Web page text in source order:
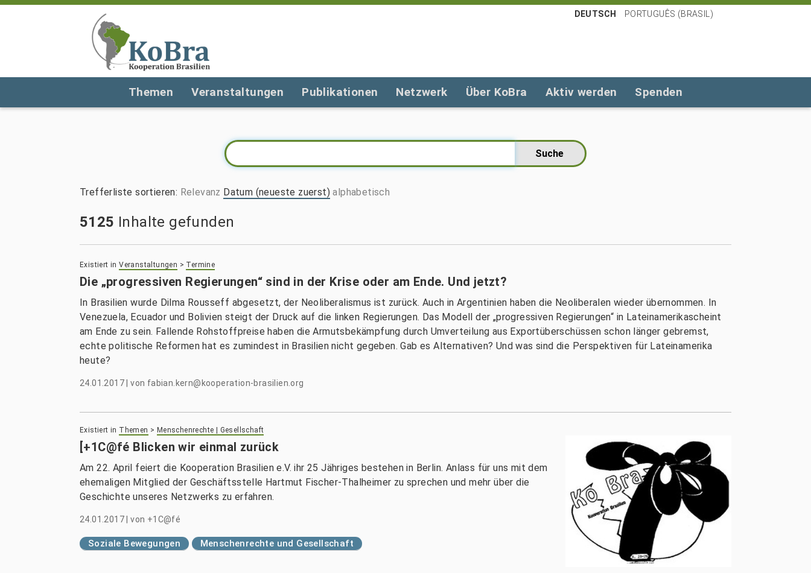
DEUTSCH PORTUGUÊS (BRASIL)
Themen Veranstaltungen Publikationen Netzwerk Über KoBra Aktiv werden Spenden
Trefferliste sortieren: Relevanz Datum (neueste zuerst) alphabetisch
5125 Inhalte gefunden
Existiert in Veranstaltungen > Termine
Die „progressiven Regierungen“ sind in der Krise oder am Ende. Und jetzt?
In Brasilien wurde Dilma Rousseff abgesetzt, der Neoliberalismus ist zurück. Auch in Argentinien haben die Neoliberalen wieder übernommen. In
Venezuela, Ecuador und Bolivien steigt der Druck auf die linken Regierungen. Das Modell der „progressiven Regierungen“ in Lateinamerikascheint
am Ende zu sein. Fallende Rohstoffpreise haben die Armutsbekämpfung durch Umverteilung aus Exportüberschüssen schon länger gebremst,
echte politische Reformen hat es zumindest in Brasilien nicht gegeben. Gab es Alternativen? Und was sind die Perspektiven für Lateinamerika
heute?
24.01.2017 |von fabian.kern@kooperation-brasilien.org
Existiert in Themen > Menschenrechte | Gesellschaft
[+1C@fé Blicken wir einmal zurück
Am 22. April feiert die Kooperation Brasilien e.V. ihr 25 Jähriges bestehen in Berlin. Anlass für uns mit dem
ehemaligen Mitglied der Geschäftsstelle Hartmut Fischer-Thalheimer zu sprechen und mehr über die
Geschichte unseres Netzwerks zu erfahren.
24.01.2017 |von +1C@fé
Soziale Bewegungen Menschenrechte und Gesellschaft